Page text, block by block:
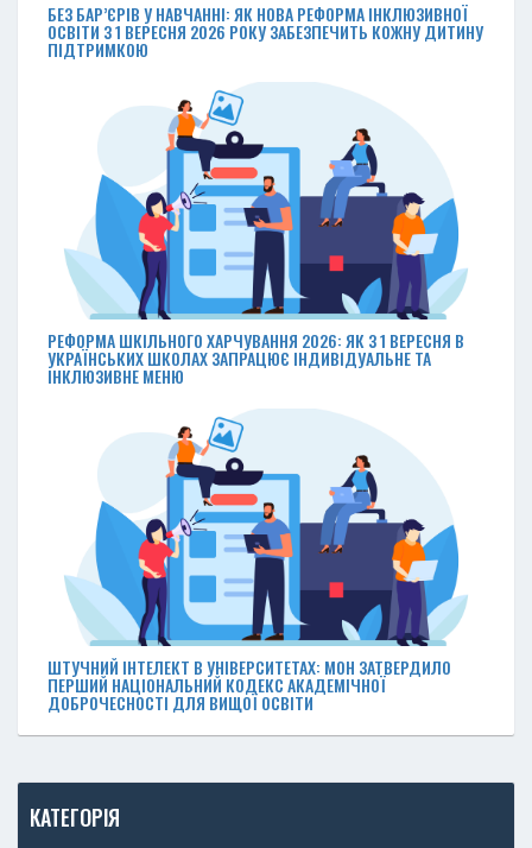
БЕЗ БАР’ЄРІВ У НАВЧАННІ: ЯК НОВА РЕФОРМА ІНКЛЮЗИВНОЇ
ОСВІТИ З 1 ВЕРЕСНЯ 2026 РОКУ ЗАБЕЗПЕЧИТЬ КОЖНУ ДИТИНУ
ПІДТРИМКОЮ
РЕФОРМА ШКІЛЬНОГО ХАРЧУВАННЯ 2026: ЯК З 1 ВЕРЕСНЯ В
УКРАЇНСЬКИХ ШКОЛАХ ЗАПРАЦЮЄ ІНДИВІДУАЛЬНЕ ТА
ІНКЛЮЗИВНЕ МЕНЮ
ШТУЧНИЙ ІНТЕЛЕКТ В УНІВЕРСИТЕТАХ: МОН ЗАТВЕРДИЛО
ПЕРШИЙ НАЦІОНАЛЬНИЙ КОДЕКС АКАДЕМІЧНОЇ
ДОБРОЧЕСНОСТІ ДЛЯ ВИЩОЇ ОСВІТИ
КАТЕГОРІЯ